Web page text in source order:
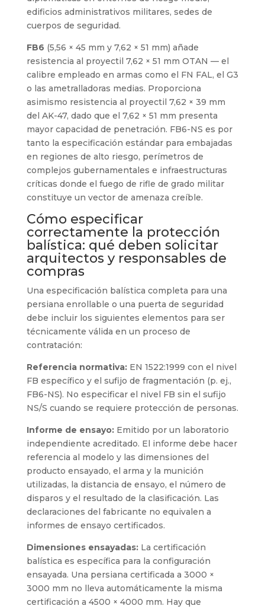
edificios administrativos militares, sedes de
cuerpos de seguridad.
FB6 (5,56 × 45 mm y 7,62 × 51 mm) añade
resistencia al proyectil 7,62 × 51 mm OTAN — el
calibre empleado en armas como el FN FAL, el G3
o las ametralladoras medias. Proporciona
asimismo resistencia al proyectil 7,62 × 39 mm
del AK-47, dado que el 7,62 × 51 mm presenta
mayor capacidad de penetración. FB6-NS es por
tanto la especificación estándar para embajadas
en regiones de alto riesgo, perímetros de
complejos gubernamentales e infraestructuras
críticas donde el fuego de rifle de grado militar
constituye un vector de amenaza creíble.
Cómo especificar
correctamente la protección
balística: qué deben solicitar
arquitectos y responsables de
compras
Una especificación balística completa para una
persiana enrollable o una puerta de seguridad
debe incluir los siguientes elementos para ser
técnicamente válida en un proceso de
contratación:
Referencia normativa:EN 1522:1999 con el nivel
FB específico y el sufijo de fragmentación (p. ej.,
FB6-NS). No especificar el nivel FB sin el sufijo
NS/S cuando se requiere protección de personas.
Informe de ensayo:Emitido por un laboratorio
independiente acreditado. El informe debe hacer
referencia al modelo y las dimensiones del
producto ensayado, el arma y la munición
utilizadas, la distancia de ensayo, el número de
disparos y el resultado de la clasificación. Las
declaraciones del fabricante no equivalen a
informes de ensayo certificados.
Dimensiones ensayadas:La certificación
balística es específica para la configuración
ensayada. Una persiana certificada a 3000 ×
3000 mm no lleva automáticamente la misma
certificación a 4500 × 4000 mm. Hay que